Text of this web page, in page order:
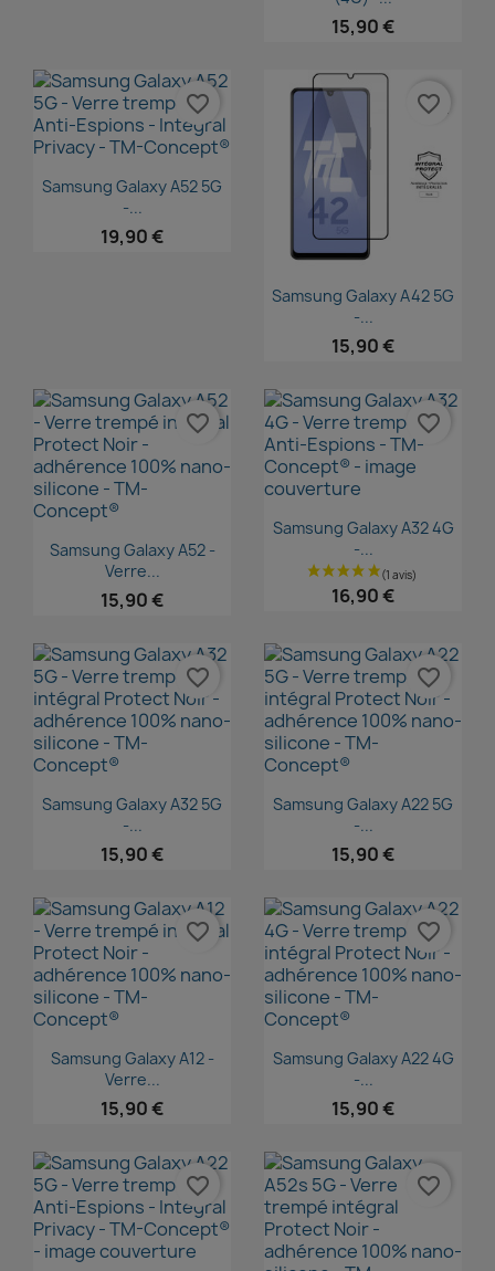
15,90 €
Aperçu rapide
Samsung Galaxy A52 5G
-...
19,90 €
favorite_border
Aperçu rapide
Samsung Galaxy A42 5G
-...
15,90 €
favorite_border
Aperçu rapide
Samsung Galaxy A52 -
Verre...
15,90 €
favorite_border
Aperçu rapide
Samsung Galaxy A32 4G
-...
16,90 €
favorite_border
Aperçu rapide
Samsung Galaxy A32 5G
-...
15,90 €
favorite_border
Aperçu rapide
Samsung Galaxy A22 5G
-...
15,90 €
favorite_border
Aperçu rapide
Samsung Galaxy A12 -
Verre...
15,90 €
favorite_border
Aperçu rapide
Samsung Galaxy A22 4G
-...
15,90 €
favorite_border
favorite_border favorite_border